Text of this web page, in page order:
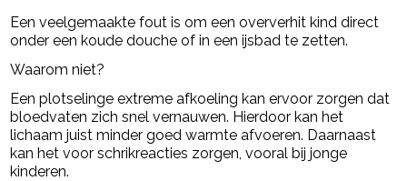
Een veelgemaakte fout is om een oververhit kind direct
onder een koude douche of in een ijsbad te zetten.
Waarom niet?
Een plotselinge extreme afkoeling kan ervoor zorgen dat
bloedvaten zich snel vernauwen. Hierdoor kan het
lichaam juist minder goed warmte afvoeren. Daarnaast
kan het voor schrikreacties zorgen, vooral bij jonge
kinderen.